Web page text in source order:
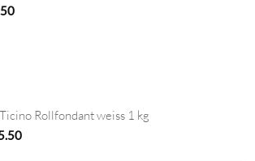
Rollfondant weiss 1 kg